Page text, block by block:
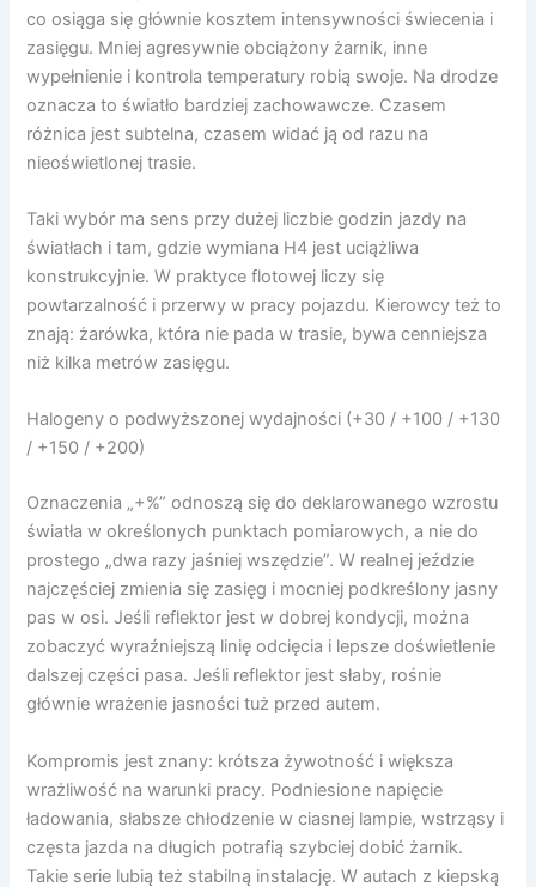
co osiąga się głównie kosztem intensywności świecenia i
zasięgu. Mniej agresywnie obciążony żarnik, inne
wypełnienie i kontrola temperatury robią swoje. Na drodze
oznacza to światło bardziej zachowawcze. Czasem
różnica jest subtelna, czasem widać ją od razu na
nieoświetlonej trasie.
Taki wybór ma sens przy dużej liczbie godzin jazdy na
światłach i tam, gdzie wymiana H4 jest uciążliwa
konstrukcyjnie. W praktyce flotowej liczy się
powtarzalność i przerwy w pracy pojazdu. Kierowcy też to
znają: żarówka, która nie pada w trasie, bywa cenniejsza
niż kilka metrów zasięgu.
Halogeny o podwyższonej wydajności (+30 / +100 / +130
/ +150 / +200)
Oznaczenia „+%” odnoszą się do deklarowanego wzrostu
światła w określonych punktach pomiarowych, a nie do
prostego „dwa razy jaśniej wszędzie”. W realnej jeździe
najczęściej zmienia się zasięg i mocniej podkreślony jasny
pas w osi. Jeśli reflektor jest w dobrej kondycji, można
zobaczyć wyraźniejszą linię odcięcia i lepsze doświetlenie
dalszej części pasa. Jeśli reflektor jest słaby, rośnie
głównie wrażenie jasności tuż przed autem.
Kompromis jest znany: krótsza żywotność i większa
wrażliwość na warunki pracy. Podniesione napięcie
ładowania, słabsze chłodzenie w ciasnej lampie, wstrząsy i
częsta jazda na długich potrafią szybciej dobić żarnik.
Takie serie lubią też stabilną instalację. W autach z kiepską